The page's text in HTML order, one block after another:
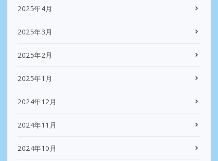
2025年4月
2025年3月
2025年2月
2025年1月
2024年12月
2024年11月
2024年10月